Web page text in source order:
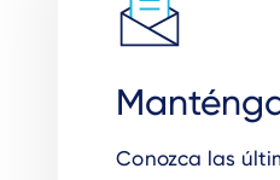
Conozca las